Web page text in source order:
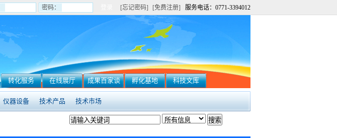
密码： [忘记密码] [免费注册] 服务电话：0771-3394012
转化服务 在线展厅 成果百家谈 孵化基地 科技文库
仪器设备 技术产品 技术市场